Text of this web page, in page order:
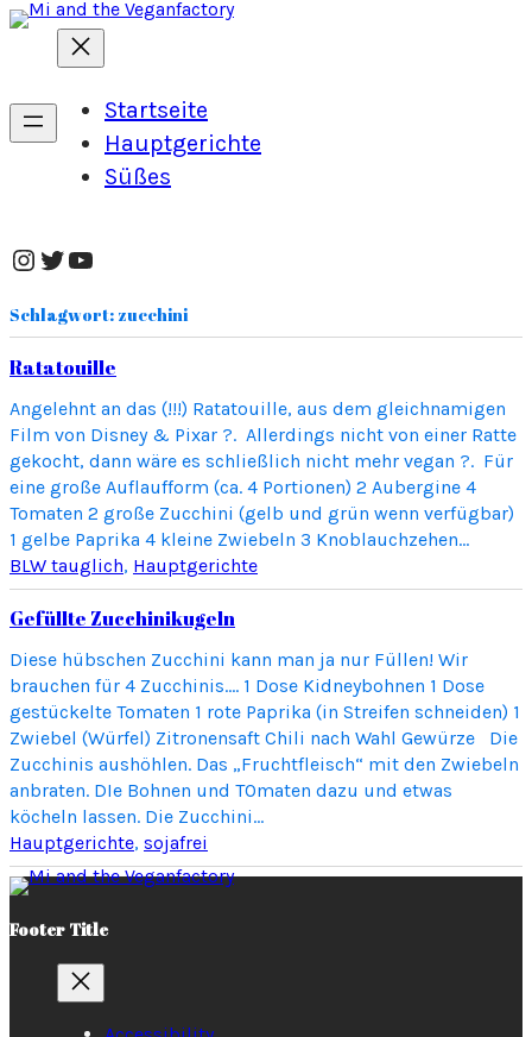
Zum
springen
Startseite
Hauptgerichte
Süßes
Instagram
Twitter
YouTube
Schlagwort: zucchini
Ratatouille
Angelehnt an das (!!!) Ratatouille, aus dem gleichnamigen
Film von Disney & Pixar ?. Allerdings nicht von einer Ratte
gekocht, dann wäre es schließlich nicht mehr vegan ?. Für
eine große Auflaufform (ca. 4 Portionen) 2 Aubergine 4
Tomaten 2 große Zucchini (gelb und grün wenn verfügbar)
1 gelbe Paprika 4 kleine Zwiebeln 3 Knoblauchzehen…
BLW tauglich, Hauptgerichte
Gefüllte Zucchinikugeln
Diese hübschen Zucchini kann man ja nur Füllen! Wir
brauchen für 4 Zucchinis…. 1 Dose Kidneybohnen 1 Dose
gestückelte Tomaten 1 rote Paprika (in Streifen schneiden) 1
Zwiebel (Würfel) Zitronensaft Chili nach Wahl Gewürze Die
Zucchinis aushöhlen. Das „Fruchtfleisch“ mit den Zwiebeln
anbraten. DIe Bohnen und TOmaten dazu und etwas
köcheln lassen. Die Zucchini…
Hauptgerichte, sojafrei
Footer Title